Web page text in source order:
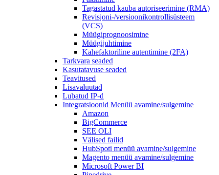
Tagastatud kauba autoriseerimine (RMA)
Revisjoni-/versioonikontrollisüsteem
(VCS)
Müügiprognoosimine
Müügijuhtimine
Kahefaktoriline autentimine (2FA)
Tarkvara seaded
Kasutatavuse seaded
Teavitused
Lisavaluutad
Lubatud IP-d
Integratsioonid Menüü avamine/sulgemine
Amazon
BigCommerce
SEE OLI
Välised failid
HubSpoti menüü avamine/sulgemine
Magento menüü avamine/sulgemine
Microsoft Power BI